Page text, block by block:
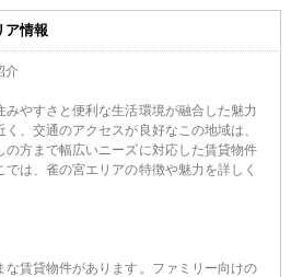
ア情報
介
やすさと便利な生活環境が融合した魅力
、交通のアクセスが良好なこの地域は、
の方まで幅広いニーズに対応した賃貸物件
は、雀の宮エリアの特徴や魅力を詳しく
な賃貸物件があります。ファミリー向けの